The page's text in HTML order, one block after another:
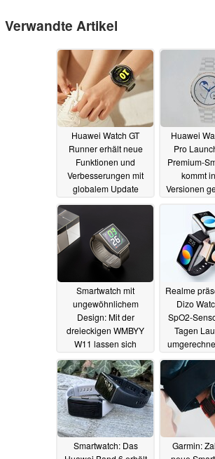
Verwandte Artikel
Huawei Watch GT
Runner erhält neue
Funktionen und
Verbesserungen mit
globalem Update
30.04.2022
Huawei
Pro
Premium-
kommt
Versionen
Band 7
Smartwatch mit
ungewöhnlichem
Design: Mit der
dreieckigen WMBYY
W11 lassen sich
zertrümmern19.04.2022
Realme
Dizo
SpO2-
Tagen
Smartwatch: Das
Garmin: